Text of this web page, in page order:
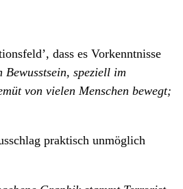
dass es Vorkenntnisse
speziell im
von vielen Menschen bewegt;
praktisch unmöglich